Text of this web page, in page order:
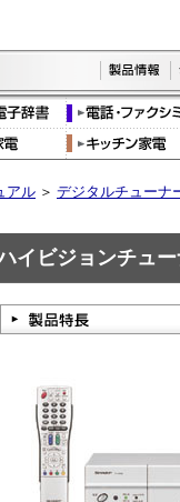
アル ＞ デジタルチューナ
イビジョンチュ